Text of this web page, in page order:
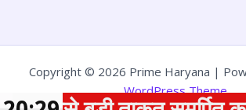
Copyright © 2026 Prime Haryana |
WordPress Theme